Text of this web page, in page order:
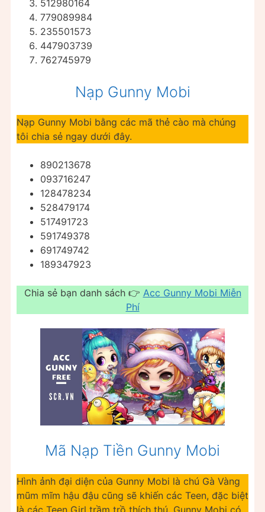
512980164
779089984
235501573
447903739
762745979
Nạp Gunny Mobi
Nạp Gunny Mobi bằng các mã thẻ cào mà chúng
tôi chia sẻ ngay dưới đây.
890213678
093716247
128478234
528479174
517491723
591749378
691749742
189347923
Chia sẻ bạn danh sách 👉 Acc Gunny Mobi Miễn
Phí
Mã Nạp Tiền Gunny Mobi
Hình ảnh đại diện của Gunny Mobi là chú Gà Vàng
mũm mĩm hậu đậu cũng sẽ khiến các Teen, đặc biệt
là các Teen Girl trầm trồ thích thú. Gunny Mobi có